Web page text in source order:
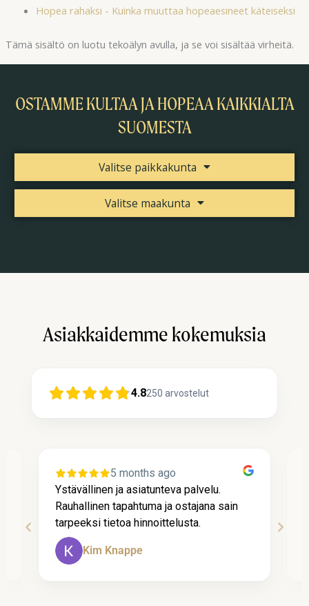
Hopea rahaksi - Kuinka muuttaa hopeaesineet käteiseksi
Tämä sisältö on luotu tekoälyn avulla, ja se voi sisältää virheitä.
OSTAMME KULTAA JA HOPEAA KAIKKIALTA
SUOMESTA
Valitse paikkakunta
Valitse maakunta
Asiakkaidemme kokemuksia
4.8250 arvostelut
5 months ago
Ystävällinen ja asiatunteva palvelu.
Rauhallinen tapahtuma ja ostajana sain
tarpeeksi tietoa hinnoittelusta.
Kim Knappe